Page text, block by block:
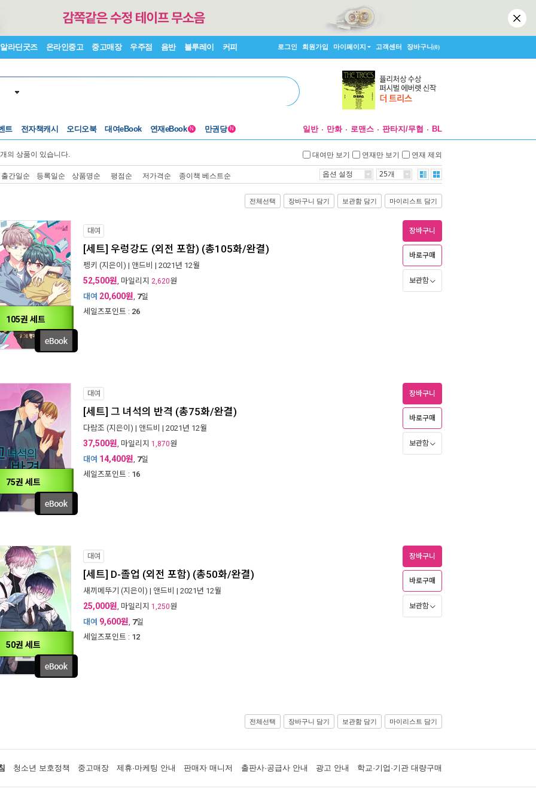
알라딘굿즈 온라인중고 중고매장 우주점 음반 블루레이 커피 로그인 회원가입 마이페이지 고객센터 장바구니(0)
트 전자책캐시 오디오북 대여eBook 연재eBook N 만권당 N 일반 만화 로맨스 판타지/무협 BL
개의 상품이 있습니다. 대여만 보기 연재만 보기 연재 제외
출간일순 등록일순 상품명순 평점순 저가격순 종이책 베스트순 옵션 설정 25개
전체선택 장바구니 담기 보관함 담기 마이리스트 담기
105권 세트
대여
[세트] 우렁강도 (외전 포함) (총105화/완결)
펭키 (지은이) | 앤드비 | 2021년 12월
52,500원, 마일리지 2,620원
대여 20,600원, 7일
세일즈포인트 : 26
장바구니
바로구매
보관함
75권 세트
대여
[세트] 그 녀석의 반격 (총75화/완결)
다람조 (지은이) | 앤드비 | 2021년 12월
37,500원, 마일리지 1,870원
대여 14,400원, 7일
세일즈포인트 : 16
장바구니
바로구매
보관함
50권 세트
대여
[세트] D-졸업 (외전 포함) (총50화/완결)
새끼메뚜기 (지은이) | 앤드비 | 2021년 12월
25,000원, 마일리지 1,250원
대여 9,600원, 7일
세일즈포인트 : 12
장바구니
바로구매
보관함
전체선택 장바구니 담기 보관함 담기 마이리스트 담기
청소년 보호정책 중고매장 제휴·마케팅 안내 판매자 매니저 출판사·공급사 안내 광고 안내 학교·기업·기관 대량구매